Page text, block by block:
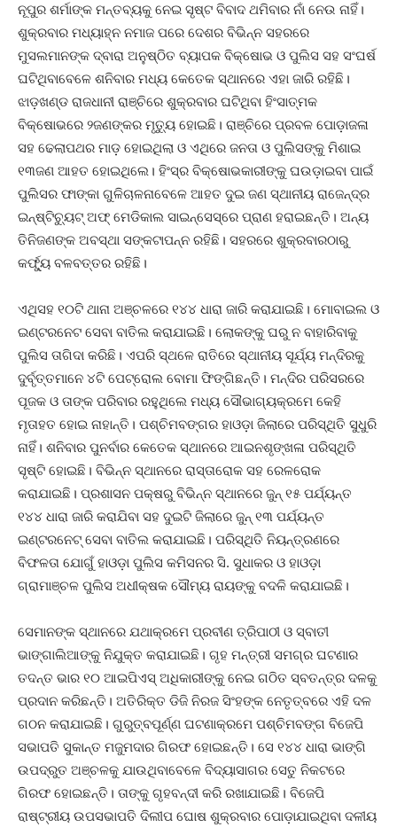
ନୂପୁର ଶର୍ମାଙ୍କ ମନ୍ତବ୍ୟକୁ ନେଇ ସୃଷ୍ଟ ବିବାଦ ଥମିବାର ନାଁ ନେଉ ନାହିଁ।
ଶୁକ୍ରବାର ମଧ୍ୟାହ୍ନ ନମାଜ ପରେ ଦେଶର ବିଭିନ୍ନ ସହରରେ
ମୁସଲମାନଙ୍କ ଦ୍ବାରା ଅନୁଷ୍ଠିତ ବ୍ୟାପକ ବିକ୍ଷୋଭ ଓ ପୁଲିସ ସହ ସଂଘର୍ଷ
ଘଟିଥିବାବେଳେ ଶନିବାର ମଧ୍ୟ କେତେକ ସ୍ଥାନରେ ଏହା ଜାରି ରହିଛି।
ଝାଡ଼ଖଣ୍ଡ ରାଜଧାନୀ ରାଞ୍ଚିରେ ଶୁକ୍ରବାର ଘଟିଥିବା ହିଂସାତ୍ମକ
ବିକ୍ଷୋଭରେ ୨ଜଣଙ୍କର ମୃତ୍ୟୁ ହୋଇଛି। ରାଞ୍ଚିରେ ପ୍ରବଳ ପୋଡ଼ାଜଳା
ସହ ଢେଲାପଥର ମାଡ଼ ହୋଇଥିଲା ଓ ଏଥିରେ ଜନତା ଓ ପୁଲିସଙ୍କୁ ମିଶାଇ
୧୩ଜଣ ଆହତ ହୋଇଥିଲେ। ହିଂସ୍ର ବିକ୍ଷୋଭକାରୀଙ୍କୁ ଘଉଡ଼ାଇବା ପାଇଁ
ପୁଲିସର ଫାଙ୍କା ଗୁଳିଚାଳନାବେଳେ ଆହତ ଦୁଇ ଜଣ ସ୍ଥାନୀୟ ରାଜେନ୍ଦ୍ର
ଇନ୍‌ଷ୍ଟିଚ୍ୟୁଟ୍‌ ଅଫ୍‌ ମେଡିକାଲ ସାଇନ୍ସେସ୍‌ରେ ପ୍ରାଣ ହରାଇଛନ୍ତି। ଅନ୍ୟ
ତିନିଜଣଙ୍କ ଅବସ୍ଥା ସଙ୍କଟାପନ୍ନ ରହିଛି। ସହରରେ ଶୁକ୍ରବାରଠାରୁ
କର୍ଫ୍ୟୁ ବଳବତ୍ତର ରହିଛି।
ଏଥିସହ ୧୦ଟି ଥାନା ଅଞ୍ଚଳରେ ୧୪୪ ଧାରା ଜାରି କରାଯାଇଛି। ମୋବାଇଲ ଓ
ଇଣ୍ଟରନେଟ ସେବା ବାତିଲ କରାଯାଇଛି। ଲୋକଙ୍କୁ ଘରୁ ନ ବାହାରିବାକୁ
ପୁଲିସ ତାଗିଦା କରିଛି। ଏପରି ସ୍ଥଳେ ରାତିରେ ସ୍ଥାନୀୟ ସୂର୍ଯ୍ୟ ମନ୍ଦିରକୁ
ଦୁର୍ବୃତ୍ତମାନେ ୪ଟି ପେଟ୍ରୋଲ ବୋମା ଫିଙ୍ଗିଛନ୍ତି। ମନ୍ଦିର ପରିସରରେ
ପୂଜକ ଓ ତାଙ୍କ ପରିବାର ରହୁଥିଲେ ମଧ୍ୟ ସୌଭାଗ୍ୟକ୍ରମେ କେହି
ମୃତାହତ ହୋଇ ନାହାନ୍ତି। ପଶ୍ଚିମବଙ୍ଗର ହାଓଡ଼ା ଜିଲାରେ ପରିସ୍ଥିତି ସୁଧୁରି
ନାହିଁ। ଶନିବାର ପୁନର୍ବାର କେତେକ ସ୍ଥାନରେ ଆଇନଶୃଙ୍ଖଳା ପରିସ୍ଥିତି
ସୃଷ୍ଟି ହୋଇଛି। ବିଭିନ୍ନ ସ୍ଥାନରେ ରାସ୍ତାରୋକ ସହ ରେଳରୋକ
କରାଯାଇଛି। ପ୍ରଶାସନ ପକ୍ଷରୁ ବିଭିନ୍ନ ସ୍ଥାନରେ ଜୁନ୍‌ ୧୫ ପର୍ଯ୍ୟନ୍ତ
୧୪୪ ଧାରା ଜାରି କରାଯିବା ସହ ଦୁଇଟି ଜିଲାରେ ଜୁନ୍‌ ୧୩ ପର୍ଯ୍ୟନ୍ତ
ଇଣ୍ଟରନେଟ୍‌ ସେବା ବାତିଲ କରାଯାଇଛି। ପରିସ୍ଥିତି ନିୟନ୍ତ୍ରଣରେ
ବିଫଳତା ଯୋଗୁଁ ହାଓଡ଼ା ପୁଲିସ କମିସନର ସି. ସୁଧାକର ଓ ହାଓଡ଼ା
ଗ୍ରାମାଞ୍ଚଳ ପୁଲିସ ଅଧୀକ୍ଷକ ସୌମ୍ୟ ରାୟଙ୍କୁ ବଦଳି କରାଯାଇଛି।
ସେମାନଙ୍କ ସ୍ଥାନରେ ଯଥାକ୍ରମେ ପ୍ରବୀଣ ତ୍ରିପାଠୀ ଓ ସ୍ବାତୀ
ଭାଙ୍ଗାଲିଆଙ୍କୁ ନିଯୁକ୍ତ କରାଯାଇଛି। ଗୃହ ମନ୍ତ୍ରୀ ସମଗ୍ର ଘଟଣାର
ତଦନ୍ତ ଭାର ୧୦ ଆଇପିଏସ୍‌ ଅଧିକାରୀଙ୍କୁ ନେଇ ଗଠିତ ସ୍ବତନ୍ତ୍ର ଦଳକୁ
ପ୍ରଦାନ କରିଛନ୍ତି। ଅତିରିକ୍ତ ଡିଜି ନିରଜ ସିଂହଙ୍କ ନେତୃତ୍ବରେ ଏହି ଦଳ
ଗଠନ କରାଯାଇଛି। ଗୁରୁତ୍ବପୂର୍ଣ୍ଣ ଘଟଣାକ୍ରମେ ପଶ୍ଚିମବଙ୍ଗ ବିଜେପି
ସଭାପତି ସୁକାନ୍ତ ମଜୁମଦାର ଗିରଫ ହୋଇଛନ୍ତି। ସେ ୧୪୪ ଧାରା ଭାଙ୍ଗି
ଉପଦ୍ରୁତ ଅଞ୍ଚଳକୁ ଯାଉଥିବାବେଳେ ବିଦ୍ୟାସାଗର ସେତୁ ନିକଟରେ
ଗିରଫ ହୋଇଛନ୍ତି। ତାଙ୍କୁ ଗୃହବନ୍ଦୀ କରି ରଖାଯାଇଛି। ବିଜେପି
ରାଷ୍ଟ୍ରୀୟ ଉପସଭାପତି ଦିଲୀପ ଘୋଷ ଶୁକ୍ରବାର ପୋଡ଼ାଯାଇଥିବା ଦଳୀୟ